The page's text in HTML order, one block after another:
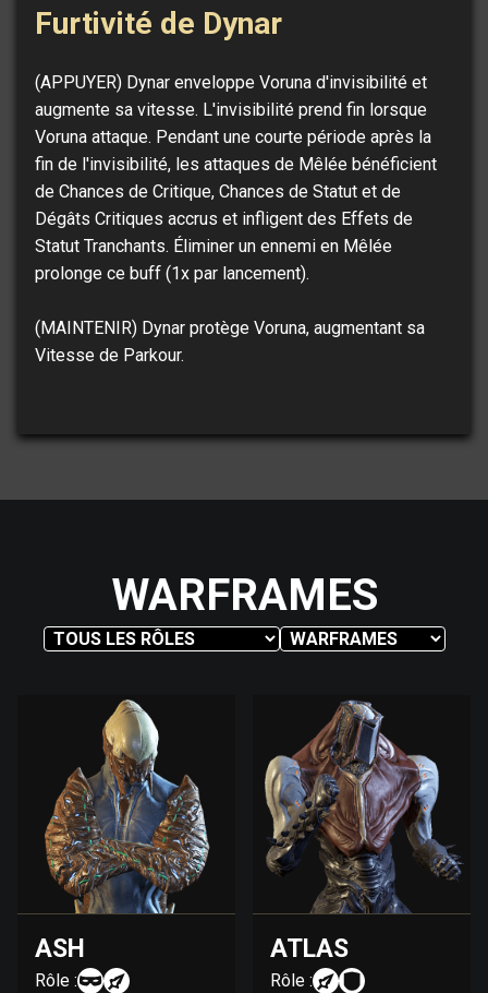
Furtivité de Dynar
(APPUYER) Dynar enveloppe Voruna d'invisibilité et
augmente sa vitesse. L'invisibilité prend fin lorsque
Voruna attaque. Pendant une courte période après la
fin de l'invisibilité, les attaques de Mêlée bénéficient
de Chances de Critique, Chances de Statut et de
Dégâts Critiques accrus et infligent des Effets de
Statut Tranchants. Éliminer un ennemi en Mêlée
prolonge ce buff (1x par lancement).
(MAINTENIR) Dynar protège Voruna, augmentant sa
Vitesse de Parkour.
WARFRAMES
ASH
Rôle :
ATLAS
Rôle :